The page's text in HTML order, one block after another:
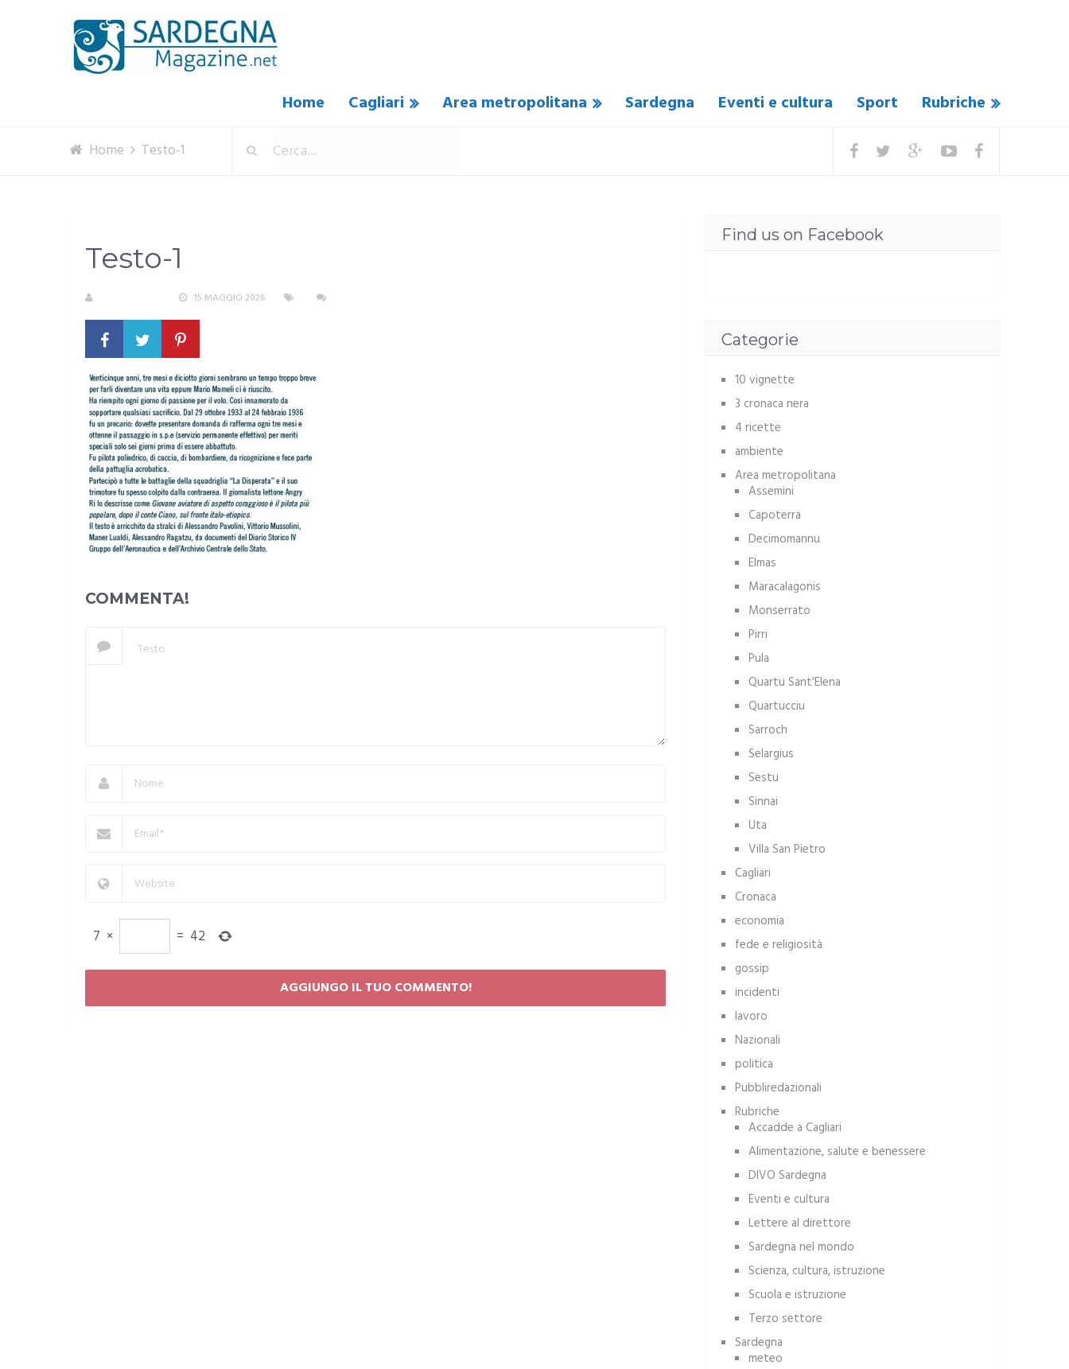
Home Cagliari Area metropolitana Sardegna Eventi e cultura Sport Rubriche
Home Testo-1
Testo-1
15 MAGGIO 2026
COMMENTA!
7 × = 42
Find us on Facebook
Categorie
10 vignette
3 cronaca nera
4 ricette
ambiente
Area metropolitana
Assemini
Capoterra
Decimomannu
Elmas
Maracalagonis
Monserrato
Pirri
Pula
Quartu Sant'Elena
Quartucciu
Sarroch
Selargius
Sestu
Sinnai
Uta
Villa San Pietro
Cagliari
Cronaca
economia
fede e religiosità
gossip
incidenti
lavoro
Nazionali
politica
Pubbliredazionali
Rubriche
Accadde a Cagliari
Alimentazione, salute e benessere
DIVO Sardegna
Eventi e cultura
Lettere al direttore
Sardegna nel mondo
Scienza, cultura, istruzione
Scuola e istruzione
Terzo settore
Sardegna
meteo